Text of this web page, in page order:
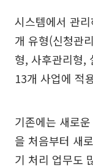
시스템에서 관
개 유형(신청관
형, 사후관리형,
13개 사업에 적
기존에는 새로
을 처음부터 새
기 처리 업무도